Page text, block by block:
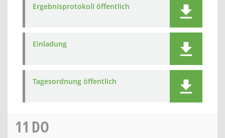
Ergebnisprotokoll öffentlich
Einladung
Tagesordnung öffentlich
11 DO